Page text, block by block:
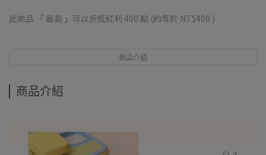
此商品 「 最高 」可以折抵紅利 400 點 (約等於 NT$400 )
商品介紹
商品介紹